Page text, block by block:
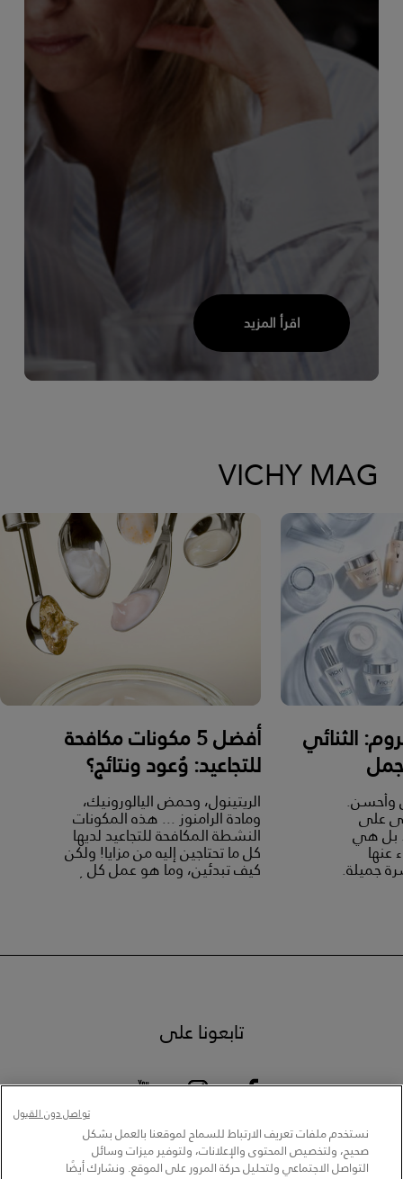
اقرأ المزيد
VICHY MAG
الثنائي
وأحسن.
على
بل هي
عنها
جميلة.
أفضل 5 مكونات مكافحة
للتجاعيد: وُعود ونتائج؟
الريتينول، وحمض اليالورونيك،
ومادة الرامنوز ... هذه المكونات
النشطة المكافحة للتجاعيد لديها
كل ما تحتاجين إليه من مزايا! ولكن
كيف تبدئين، وما هو عمل كل
مكون من هاته المكونات؟ من أجلك
تابعونا على
نستخدم ملفات تعريف الارتباط للسماح لموقعنا بالعمل بشكل
صحيح، ولتخصيص المحتوى والإعلانات، ولتوفير ميزات وسائل
التواصل الاجتماعي ولتحليل حركة المرور على الموقع. ونشارك أيضًا
تواصل دون القبول